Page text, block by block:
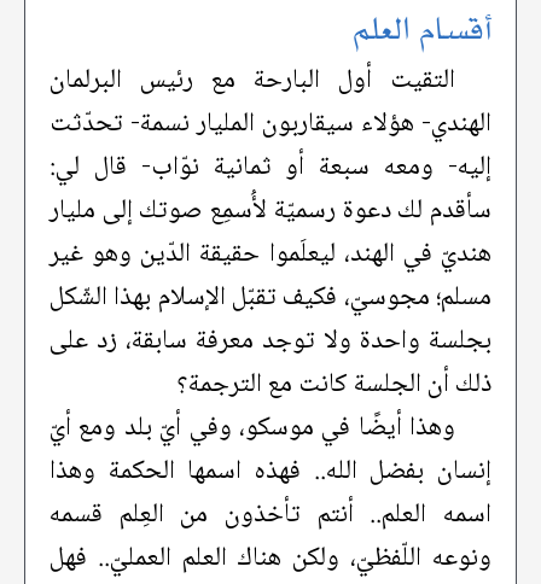
أقسام العلم
التقيت أول البارحة مع رئيس البرلمان
الهندي- هؤلاء سيقاربون المليار نسمة- تحدّثت
إليه- ومعه سبعة أو ثمانية نوّاب- قال لي:
سأقدم لك دعوة رسميّة لأُسمِع صوتك إلى مليار
هنديّ في الهند، ليعلَموا حقيقة الدّين وهو غير
مسلم؛ مجوسيّ، فكيف تقبّل الإسلام بهذا الشّكل
بجلسة واحدة ولا توجد معرفة سابقة، زد على
ذلك أن الجلسة كانت مع الترجمة؟
وهذا أيضًا في موسكو، وفي أيّ بلد ومع أيّ
إنسان بفضل الله.. فهذه اسمها الحكمة وهذا
اسمه العلم.. أنتم تأخذون من العِلم قسمه
ونوعه اللّفظيّ، ولكن هناك العلم العمليّ.. فهل